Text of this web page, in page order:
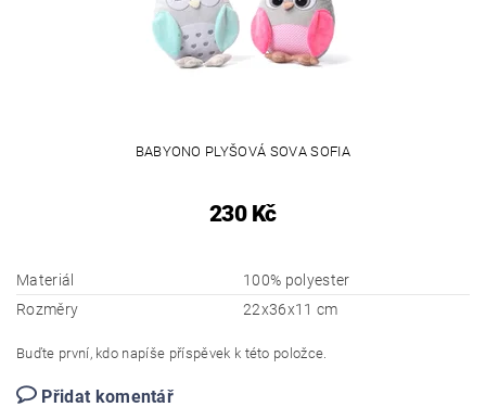
BABYONO PLYŠOVÁ SOVA SOFIA
230 Kč
Materiál
100% polyester
Rozměry
22x36x11 cm
Buďte první, kdo napíše příspěvek k této položce.
Přidat komentář